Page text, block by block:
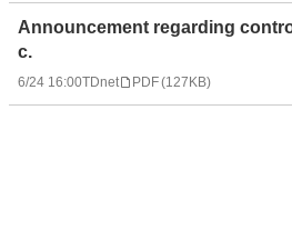
Announcement regarding
c.
6/24 16:00TDnet PDF(127KB)